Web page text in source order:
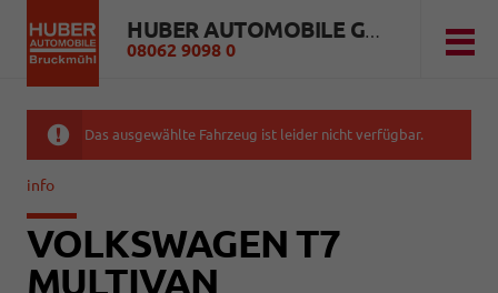
HUBER AUTOMOBILE GMBH
08062 9098 0
Das ausgewählte Fahrzeug ist leider nicht verfügbar.
info
VOLKSWAGEN T7
MULTIVAN